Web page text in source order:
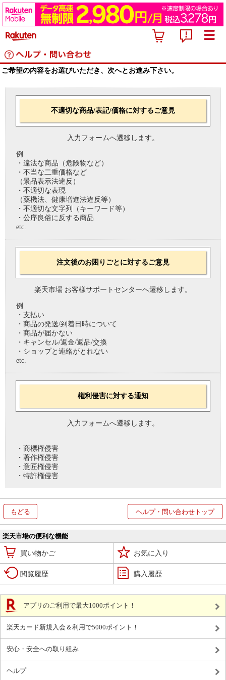
ご希望の内容をお選びいただき、次へとお進み下さい。
不適切な商品/表記/価格に対するご意見
入力フォームへ遷移します。
例
・違法な商品（危険物など）
・不当な二重価格など
（景品表示法違反）
・不適切な表現
（薬機法、健康増進法違反等）
・不適切な文字列（キーワード等）
・公序良俗に反する商品
etc.
注文後のお困りごとに対するご意見
楽天市場 お客様サポートセンターへ遷移します。
例
・支払い
・商品の発送/到着日時について
・商品が届かない
・キャンセル/返金/返品/交換
・ショップと連絡がとれない
etc.
権利侵害に対する通知
入力フォームへ遷移します。
・商標権侵害
・著作権侵害
・意匠権侵害
・特許権侵害
もどる ヘルプ・問い合わせトップ
楽天市場の便利な機能
買い物かご お気に入り
閲覧履歴 購入履歴
アプリのご利用で最大1000ポイント！
楽天カード新規入会＆利用で5000ポイント！
安心・安全への取り組み
ヘルプ